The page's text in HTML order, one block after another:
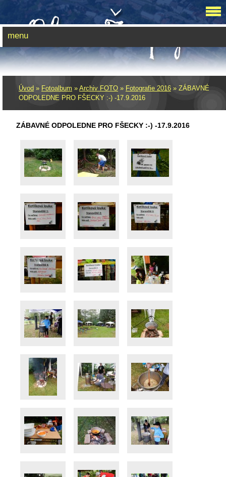
Úvod » Fotoalbum » Archiv FOTO » Fotografie 2016 » ZÁBAVNÉ
ODPOLEDNE PRO FŠECKY :-) -17.9.2016
ZÁBAVNÉ ODPOLEDNE PRO FŠECKY :-) -17.9.2016
menu